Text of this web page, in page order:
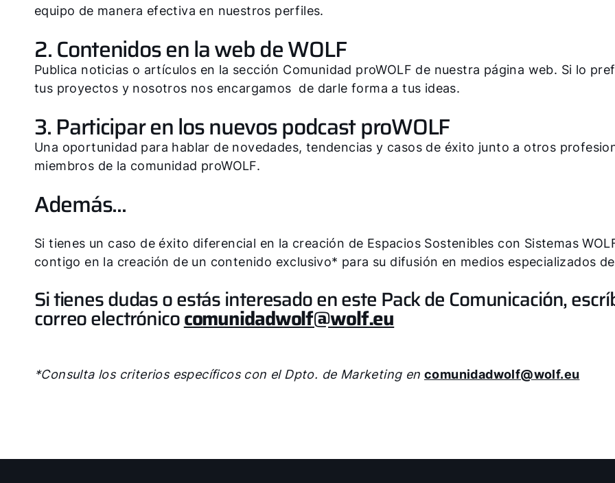
equipo de manera efectiva en nuestros perfiles.
2. Contenidos en la web de WOLF
Publica noticias o artículos en la sección Comunidad proWOLF de nuestra página web. Si lo
tus proyectos y nosotros nos encargamos de darle forma a tus ideas.
3. Participar en los nuevos podcast proWOLF
Una oportunidad para hablar de novedades, tendencias y casos de éxito junto a otros
miembros de la comunidad proWOLF.
Además...
Si tienes un caso de éxito diferencial en la creación de Espacios Sostenibles con Sistemas
contigo en la creación de un contenido exclusivo* para su difusión en medios especializados
Si tienes dudas o estás interesado en este Pack de Comunicación,
correo electrónicocomunidadwolf@wolf.eu
*Consulta los criterios específicos con el Dpto. de Marketing en comunidadwolf@wolf.eu